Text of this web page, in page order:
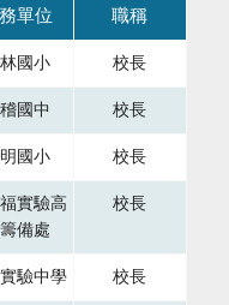
單位 職稱
國小 校長
國中 校長
國小 校長
實驗高
備處
校長
驗中學 校長